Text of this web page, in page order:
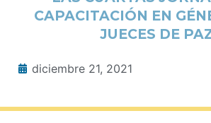
CAPACITACIÓN EN
JUECES DE
diciembre 21, 2021